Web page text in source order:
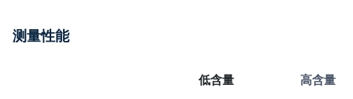
测量性能
低含量 高含量